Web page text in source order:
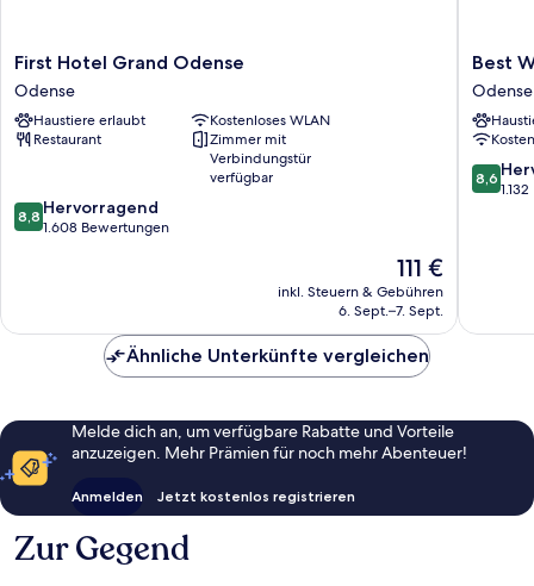
First
Hotel
Grand
Odense
Odense
First Hotel Grand Odense
Odense
Haustiere erlaubt
Kostenloses WLAN
Restaurant
Zimmer mit
Verbindungstür
verfügbar
8.8
von
8,8 Hervorragend
1.608 Bewertungen
Der
Preis
beträgt
111 €
inkl. Steuern & Gebühren
6. Sept.–7. Sept.
Best
Western
Plus
Hotel
Odense
Odense
Best
Odense
8.6
von
8,6
Ähnliche Unterkünfte vergleichen
Melde dich an, um verfügbare Rabatte und Vorteile
anzuzeigen. Mehr Prämien für noch mehr Abenteuer!
Anmelden Jetzt kostenlos registrieren
Zur Gegend